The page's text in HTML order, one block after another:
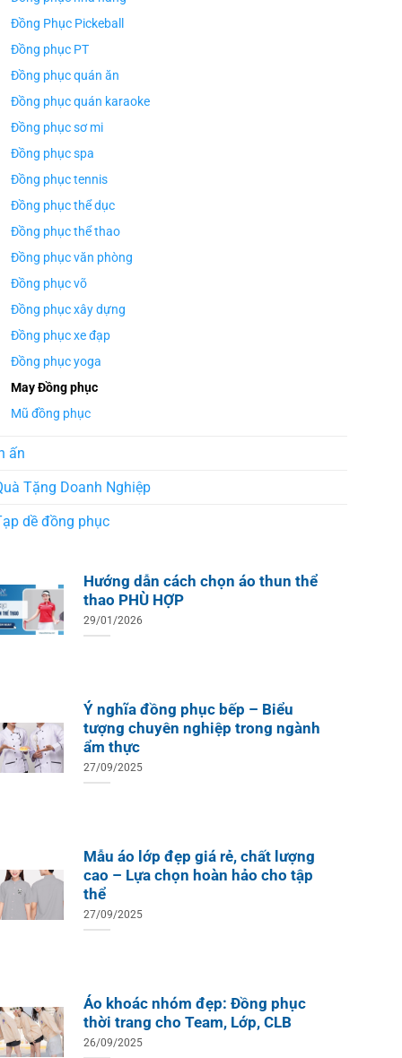
Đồng Phục Pickeball
Đồng phục PT
Đồng phục quán ăn
Đồng phục quán karaoke
Đồng phục sơ mi
Đồng phục spa
Đồng phục tennis
Đồng phục thể dục
Đồng phục thể thao
Đồng phục văn phòng
Đồng phục võ
Đồng phục xây dựng
Đồng phục xe đạp
Đồng phục yoga
May Đồng phục
Mũ đồng phục
ấn
Tặng Doanh Nghiệp
dề đồng phục
Hướng dẫn cách chọn áo thun thể
thao PHÙ HỢP
29/01/2026
Ý nghĩa đồng phục bếp – Biểu
tượng chuyên nghiệp trong ngành
ẩm thực
27/09/2025
Mẫu áo lớp đẹp giá rẻ, chất lượng
cao – Lựa chọn hoàn hảo cho tập
thể
27/09/2025
Áo khoác nhóm đẹp: Đồng phục
thời trang cho Team, Lớp, CLB
26/09/2025